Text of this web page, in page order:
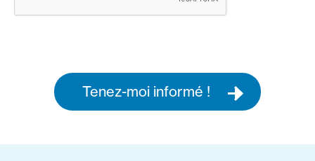
Tenez-moi informé !